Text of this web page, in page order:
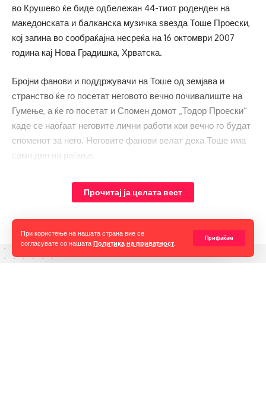
При користење на нашата страна вие се
согласувате со нашата Политика на приватност
Прифаќам
во Крушево ќе биде одбележан 44-тиот роденден на
македонската и балканска музичка ѕвезда Тоше Проески,
кој загина во сообраќајна несреќа на 16 октомври 2007
година кај Нова Градишка, Хрватска.
Бројни фанови и поддржувачи на Тоше од земјава и
странство ќе го посетат неговото вечно почивалиште на
Гумење, а ќе го посетат и Спомен домот „Тодор Проески“
каде се наоѓаат неговите лични работи кои вечно го будат
споменот за него. Неговите фанови велат дека Тоше има
само ден на раѓање.
Од 9 до 16 часот во Спомен домот ќе се одржи
традиционалната крводарителска акција, а во 11:15 часот,
фанови ќе положат цвеќе на неговото вечно почивалиште
на Гумење.
Прочитај ја целата вест